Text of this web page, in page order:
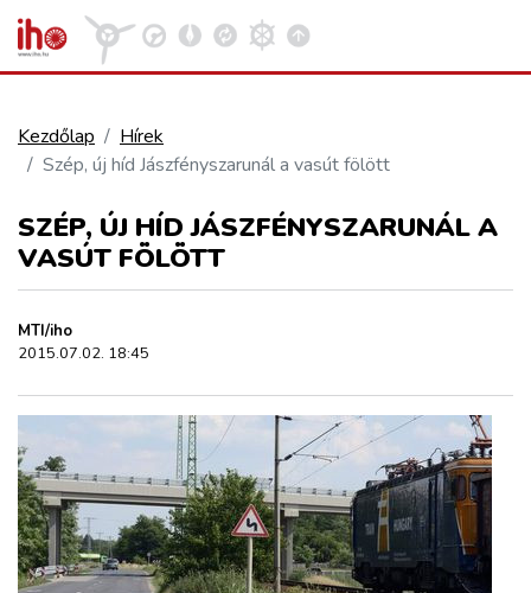
VASÚT
KÖZÚT
REPÜLÉS
KÖZLEKEDÉSFEJLESZTÉS
ELLÁTÁSI LÁNC
ZÖLDÚT
Kosár megtekintése
Kezdőlap
Hírek
Szép, új híd Jászfényszarunál a vasút fölött
SZÉP, ÚJ HÍD JÁSZFÉNYSZARUNÁL A
VASÚT FÖLÖTT
MTI/iho
2015.07.02. 18:45